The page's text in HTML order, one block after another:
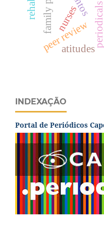
peer review
nurses
atitudes
INDEXAÇÃO
Portal de Periódicos